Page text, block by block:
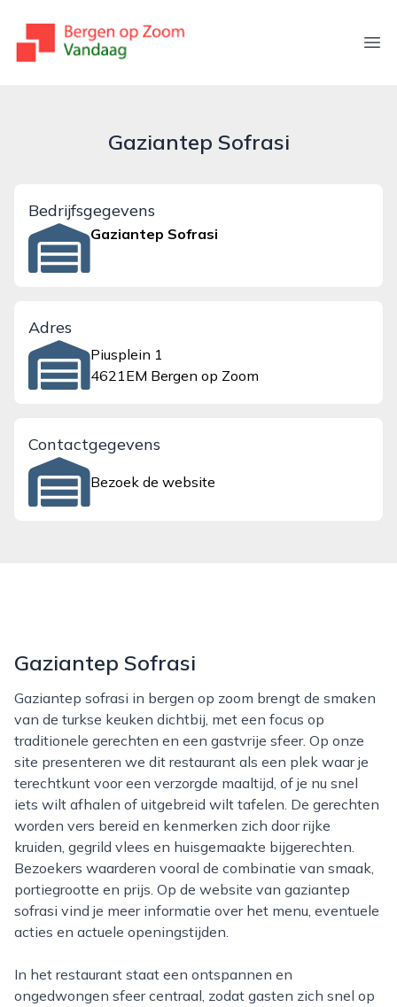
bergenopzoomvandaag.nl
Gaziantep Sofrasi
Bedrijfsgegevens
Gaziantep Sofrasi
Adres
Piusplein 1
4621EM Bergen op Zoom
Contactgegevens
Bezoek de website
Gaziantep Sofrasi
Gaziantep sofrasi in bergen op zoom brengt de smaken
van de turkse keuken dichtbij, met een focus op
traditionele gerechten en een gastvrije sfeer. Op onze
site presenteren we dit restaurant als een plek waar je
terechtkunt voor een verzorgde maaltijd, of je nu snel
iets wilt afhalen of uitgebreid wilt tafelen. De gerechten
worden vers bereid en kenmerken zich door rijke
kruiden, gegrild vlees en huisgemaakte bijgerechten.
Bezoekers waarderen vooral de combinatie van smaak,
portiegrootte en prijs. Op de website van gaziantep
sofrasi vind je meer informatie over het menu, eventuele
acties en actuele openingstijden.
In het restaurant staat een ontspannen en
ongedwongen sfeer centraal, zodat gasten zich snel op